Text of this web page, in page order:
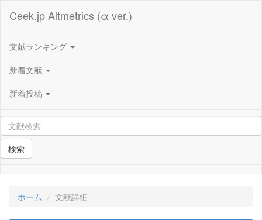
Ceek.jp Altmetrics (α ver.)
文献ランキング
新着文献
新着投稿
検索
ホーム 文献詳細